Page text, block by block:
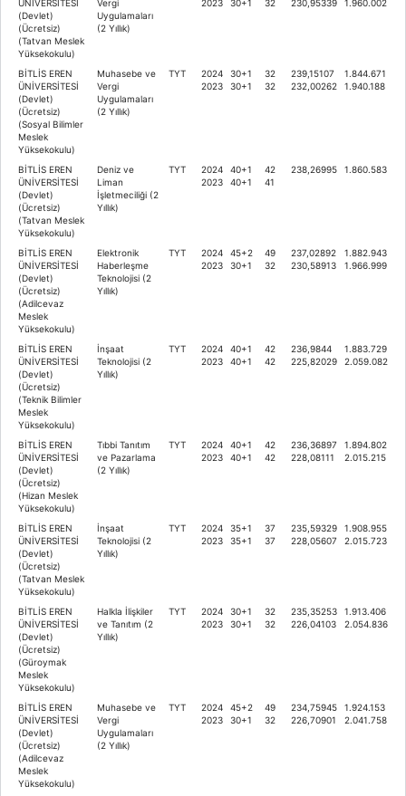
ÜNİVERSİTESİ
(Devlet)
(Ücretsiz)
(Tatvan Meslek
Yüksekokulu)
Vergi
Uygulamaları
(2 Yıllık)
2023
30+1
32
230,95339
1.960.002
BİTLİS EREN
ÜNİVERSİTESİ
(Devlet)
(Ücretsiz)
(Sosyal Bilimler
Meslek
Yüksekokulu)
Muhasebe ve
Vergi
Uygulamaları
(2 Yıllık)
TYT
2024
2023
30+1
30+1
32
32
239,15107
232,00262
1.844.671
1.940.188
BİTLİS EREN
ÜNİVERSİTESİ
(Devlet)
(Ücretsiz)
(Tatvan Meslek
Yüksekokulu)
Deniz ve
Liman
İşletmeciliği (2
Yıllık)
TYT
2024
2023
40+1
40+1
42
41
238,26995 1.860.583
BİTLİS EREN
ÜNİVERSİTESİ
(Devlet)
(Ücretsiz)
(Adilcevaz
Meslek
Yüksekokulu)
Elektronik
Haberleşme
Teknolojisi (2
Yıllık)
TYT
2024
2023
45+2
30+1
49
32
237,02892
230,58913
1.882.943
1.966.999
BİTLİS EREN
ÜNİVERSİTESİ
(Devlet)
(Ücretsiz)
(Teknik Bilimler
Meslek
Yüksekokulu)
İnşaat
Teknolojisi (2
Yıllık)
TYT
2024
2023
40+1
40+1
42
42
236,9844
225,82029
1.883.729
2.059.082
BİTLİS EREN
ÜNİVERSİTESİ
(Devlet)
(Ücretsiz)
(Hizan Meslek
Yüksekokulu)
Tıbbi Tanıtım
ve Pazarlama
(2 Yıllık)
TYT
2024
2023
40+1
40+1
42
42
236,36897
228,08111
1.894.802
2.015.215
BİTLİS EREN
ÜNİVERSİTESİ
(Devlet)
(Ücretsiz)
(Tatvan Meslek
Yüksekokulu)
İnşaat
Teknolojisi (2
Yıllık)
TYT
2024
2023
35+1
35+1
37
37
235,59329
228,05607
1.908.955
2.015.723
BİTLİS EREN
ÜNİVERSİTESİ
(Devlet)
(Ücretsiz)
(Güroymak
Meslek
Yüksekokulu)
Halkla İlişkiler
ve Tanıtım (2
Yıllık)
TYT
2024
2023
30+1
30+1
32
32
235,35253
226,04103
1.913.406
2.054.836
BİTLİS EREN
ÜNİVERSİTESİ
(Devlet)
(Ücretsiz)
(Adilcevaz
Meslek
Yüksekokulu)
Muhasebe ve
Vergi
Uygulamaları
(2 Yıllık)
TYT
2024
2023
45+2
30+1
49
32
234,75945
226,70901
1.924.153
2.041.758